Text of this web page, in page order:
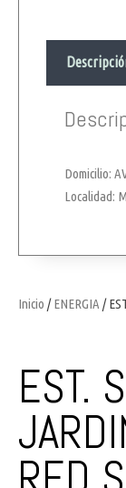
Inicio /ENERGIA /
EST.
Domicilio:
Localidad: